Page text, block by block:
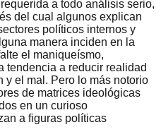
a todo análisis serio,
del cual algunos explican
políticos internos y
manera inciden en la
el maniqueísmo,
tendencia a reducir realidad
y el mal. Pero lo más notorio
de matrices ideológicas
en un curioso
a figuras políticas